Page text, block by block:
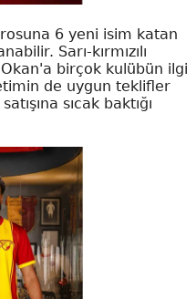
6 yeni isim katan
Sarı-kırmızılı
birçok kulübün ilgi
de uygun teklifler
sıcak baktığı